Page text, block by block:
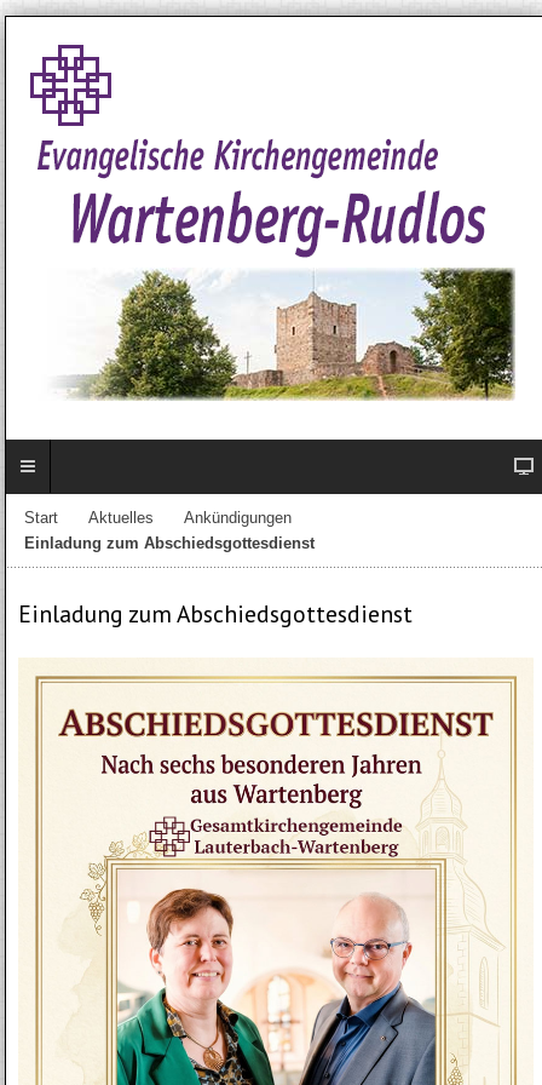
Start Aktuelles
Ankündigungen
Einladung zum Abschiedsgottesdienst
Einladung zum Abschiedsgottesdienst